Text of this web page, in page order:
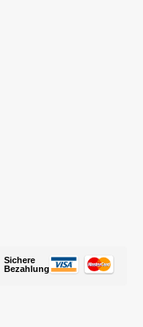
Sichere
Bezahlung